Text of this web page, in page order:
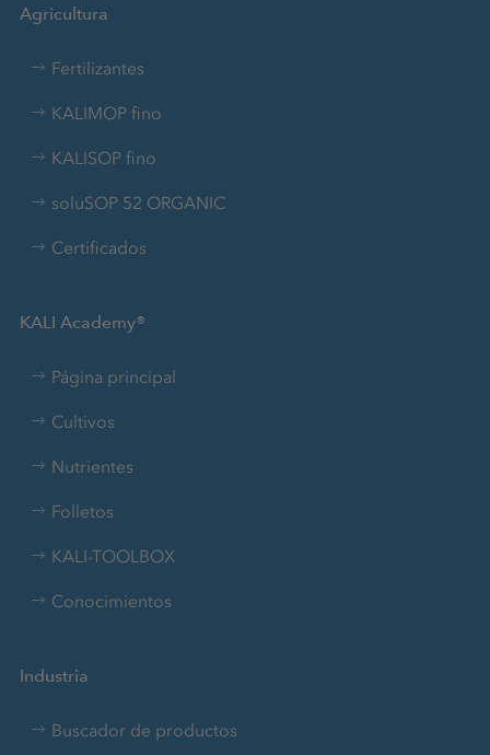
Agricultura
Fertilizantes
KALIMOP fino
KALISOP fino
soluSOP 52 ORGANIC
Certificados
KALI Academy®
Página principal
Cultivos
Nutrientes
Folletos
KALI-TOOLBOX
Conocimientos
Industria
Buscador de productos